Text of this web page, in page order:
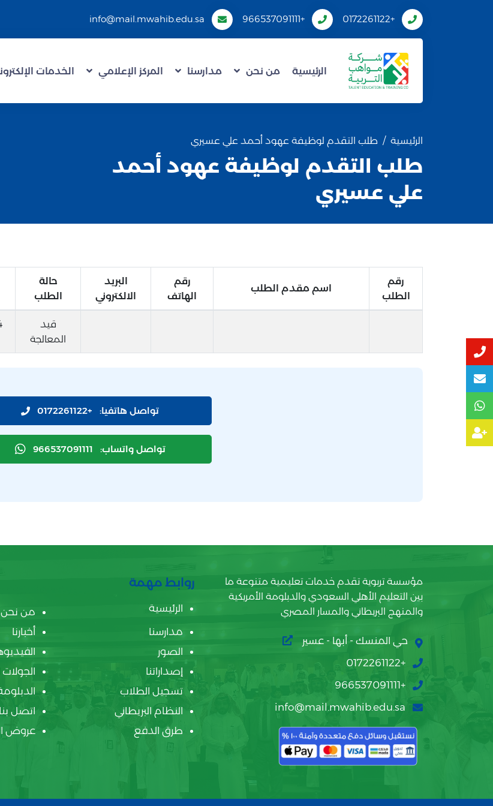
+0172261122
+966537091111
info@mail.mwahib.edu.sa
الرئيسية من نحن مدارسنا المركز الإعلامي الخدمات
الرئيسية طلب التقدم لوظيفة عهود أحمد علي عسيري
طلب التقدم لوظيفة عهود أحمد
علي عسيري
رقم
الطلب
اسم مقدم الطلب
رقم
الهاتف
البريد
الالكتروني
حالة
الطلب
قيد
المعالجة
تواصل هاتفيا: +0172261122
تواصل واتساب: 966537091111
مؤسسة تربوية تقدم خدمات تعليمية متنوعة ما
بين التعليم الأهلي السعودي والدبلومة الأمريكية
والمنهج البريطاني والمسار المصري
حي المنسك - أبها - عسير
+0172261122
+966537091111
info@mail.mwahib.edu.sa
روابط مهمة
الرئيسية
من نحن
مدارسنا
أخبارنا
الصور
إصداراتنا
الجولات
تسجيل الطلاب
النظام البريطاني
اتصل بنا
طرق الدفع
عروض